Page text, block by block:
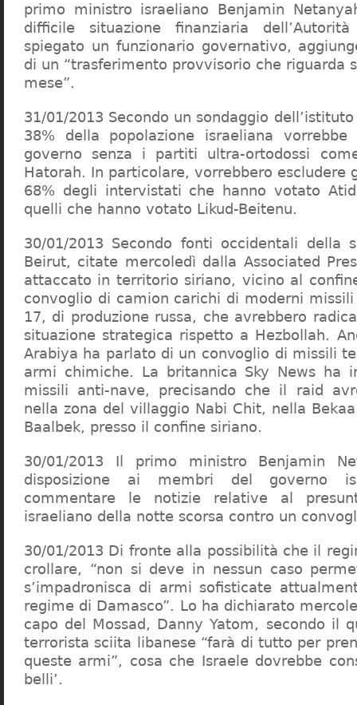
primo ministro israeliano Benjamin
difficile situazione finanziaria
spiegato un funzionario governativo,
di un “trasferimento provvisorio che riguarda
mese”.
31/01/2013 Secondo un sondaggio
38% della popolazione israeliana
governo senza i partiti ultra-ortodossi
Hatorah. In particolare, vorrebbero escludere
68% degli intervistati che hanno votato
quelli che hanno votato Likud-Beitenu.
30/01/2013 Secondo fonti occidentali della
Beirut, citate mercoledì dalla Associated
attaccato in territorio siriano, vicino al
convoglio di camion carichi di moderni
17, di produzione russa, che avrebbero
situazione strategica rispetto a Hezbollah.
Arabiya ha parlato di un convoglio di missili
armi chimiche. La britannica Sky News ha
missili anti-nave, precisando che il raid
nella zona del villaggio Nabi Chit, nella
Baalbek, presso il confine siriano.
30/01/2013 Il primo ministro Benjamin
disposizione ai membri del governo
commentare le notizie relative al
israeliano della notte scorsa contro un
30/01/2013 Di fronte alla possibilità che il
crollare, “non si deve in nessun caso
s’impadronisca di armi sofisticate
regime di Damasco”. Lo ha dichiarato
capo del Mossad, Danny Yatom, secondo il
terrorista sciita libanese “farà di tutto per
queste armi”, cosa che Israele dovrebbe
belli’.